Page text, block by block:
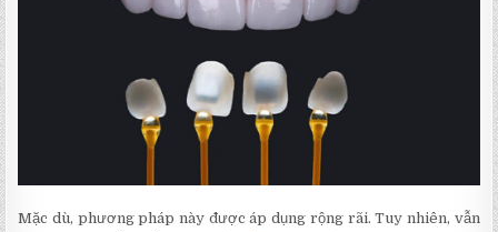
Mặc dù, phương pháp này được áp dụng rộng rãi. Tuy nhiên, vẫn